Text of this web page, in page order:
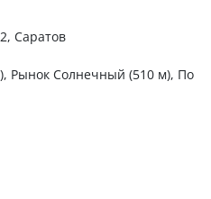
Саратов
Рынок Солнечный (510 м), По